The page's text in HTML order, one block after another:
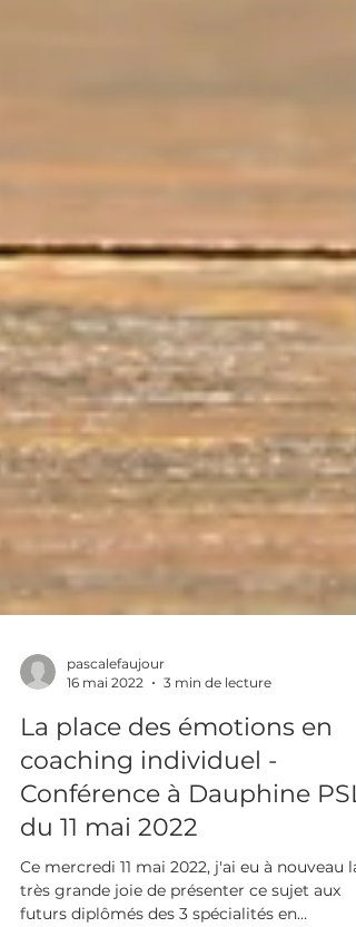
16 mai 2022
3 min de lecture
La place des émotions en
coaching individuel -
Conférence à Dauphine PSL
du 11 mai 2022
Ce mercredi 11 mai 2022, j'ai eu à nouveau la